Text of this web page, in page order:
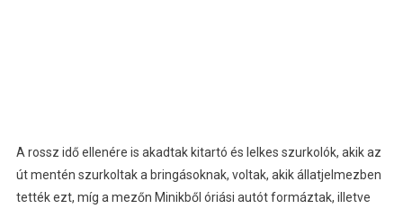
A rossz idő ellenére is akadtak kitartó és lelkes szurkolók, akik az
út mentén szurkoltak a bringásoknak, voltak, akik állatjelmezben
tették ezt, míg a mezőn Minikből óriási autót formáztak, illetve